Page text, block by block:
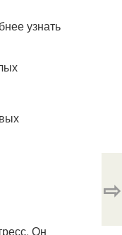
узнать
Он
⇨